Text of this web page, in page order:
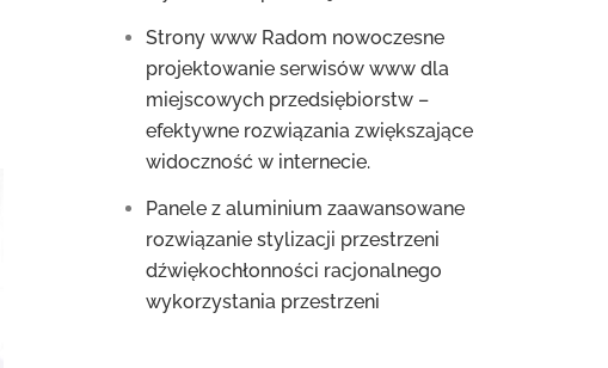
Strony www Radom nowoczesne
projektowanie serwisów www dla
miejscowych przedsiębiorstw –
efektywne rozwiązania zwiększające
widoczność w internecie.
Panele z aluminium zaawansowane
rozwiązanie stylizacji przestrzeni
dźwiękochłonności racjonalnego
wykorzystania przestrzeni